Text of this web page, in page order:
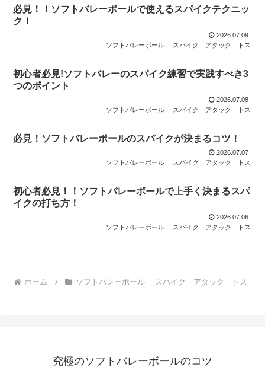
必見！！ソフトバレーボールで使えるスパイクテクニッ
ク！
2026.07.09
ソフトバレーボール スパイク アタック トス
初心者必見!ソフトバレーのスパイク練習で実践すべき3
つのポイント
2026.07.08
ソフトバレーボール スパイク アタック トス
必見！ソフトバレーボールのスパイクが決まるコツ！
2026.07.07
ソフトバレーボール スパイク アタック トス
初心者必見！！ソフトバレーボールで上手く決まるスパ
イクの打ち方！
2026.07.06
ソフトバレーボール スパイク アタック トス
ホーム ソフトバレーボール スパイク アタック トス
究極のソフトバレーボールのコツ